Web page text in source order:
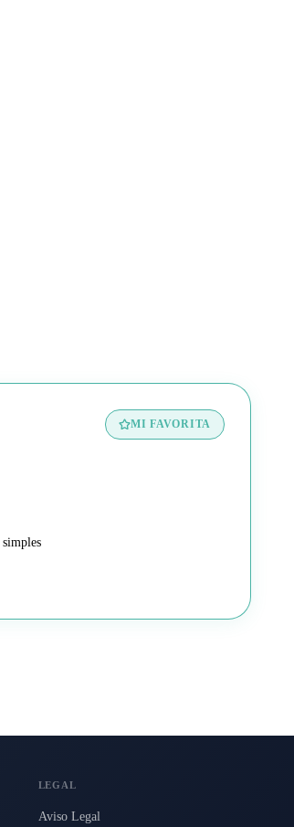
MI FAVORITA
LEGAL
Aviso Legal